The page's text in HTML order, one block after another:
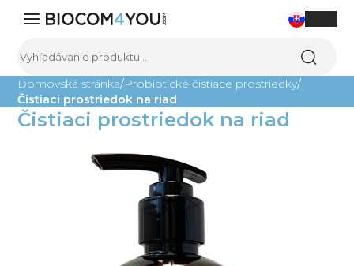
Výživové doplnky
Kozmetika
Domovská stránka Probiotické čistiace prostriedky
Čistiaci prostriedok na riad
Čistiaci prostriedok na riad